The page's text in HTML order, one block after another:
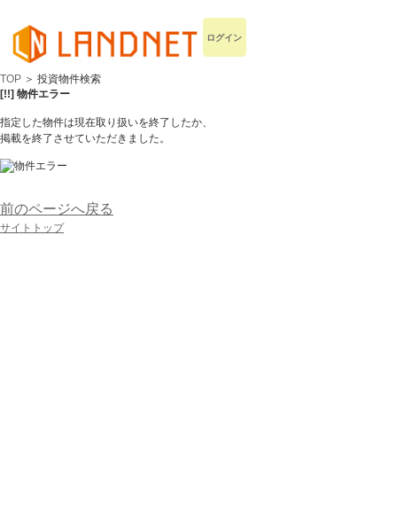
ログイン
TOP ＞ 投資物件検索
[!!] 物件エラー
指定した物件は現在取り扱いを終了したか、
掲載を終了させていただきました。
前のページへ戻る
サイトトップ